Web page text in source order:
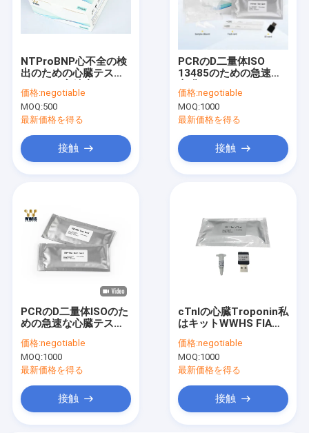
NTProBNP心不全の検
出のための心臓テスト
POCT
価格:negotiable
MOQ:500
最新価格を得る
接触
PCRのD二量体ISO
13485のための急速な
のリアルタイムは承認
した
価格:negotiable
MOQ:1000
最新価格を得る
接触
PCRのD二量体ISOのた
めの急速な心臓テスト
イムの量的な決定
価格:negotiable
MOQ:1000
最新価格を得る
接触
cTnIの心臓Troponin私
はキットWWHS FIA
価格:negotiable
MOQ:1000
最新価格を得る
接触